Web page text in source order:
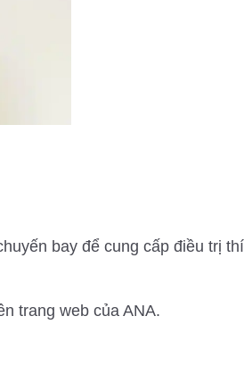
bay để cung cấp điều trị
trang web của ANA.